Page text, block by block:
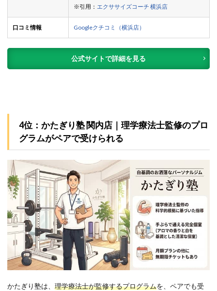
※引用： エクササイズコーチ 横浜店
口コミ情報 Googleクチコミ（横浜店）
公式サイトで詳細を見る
4位：かたぎり塾 関内店｜理学療法士監修のプロ
グラムがペアで受けられる
かたぎり塾は、 理学療法士が監修するプログラムを、ペアでも受